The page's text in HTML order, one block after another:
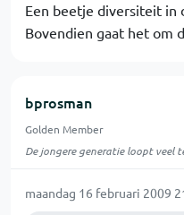
Een beetje diversiteit in
Bovendien gaat het om
bprosman
Golden Member
De jongere generatie loopt veel
maandag 16 februari 2009